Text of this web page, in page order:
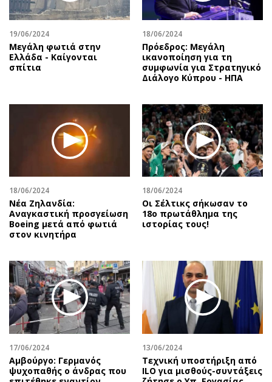
19/06/2024
Μεγάλη φωτιά στην
Ελλάδα - Καίγονται
σπίτια
18/06/2024
Πρόεδρος: Μεγάλη
ικανοποίηση για τη
συμφωνία για Στρατηγικό
Διάλογο Κύπρου - ΗΠΑ
18/06/2024
Νέα Ζηλανδία:
Αναγκαστική προσγείωση
Boeing μετά από φωτιά
στον κινητήρα
18/06/2024
Οι Σέλτικς σήκωσαν το
18ο πρωτάθλημα της
ιστορίας τους!
17/06/2024
Αμβούργο: Γερμανός
ψυχοπαθής ο άνδρας που
13/06/2024
Τεχνική υποστήριξη από
ILO για μισθούς-συντάξεις